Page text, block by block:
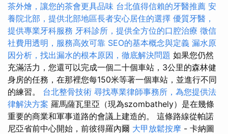
茶外燴，讓您的茶會更具品味 台北值得信賴的牙醫推薦 安
養院北部，提供北部地區長者安心居住的選擇 優質牙醫，
提供專業牙科服務 牙科診所，提供全方位的口腔治療 徵信
社費用透明，服務高效可靠 SEO的基本概念與定義 漏水原
因分析，找出漏水的根本原因，徹底解決問題 如果您仍然
充滿活力，您還可以完成一個二十個車站，3公里的森林健
身房的任務，在那裡您每150米等著一個車站，並進行不同
的練習。 台北整骨技術 尋找專業律師事務所，為您提供法
律解決方案 羅馬薩瓦里亞（現為szombathely）是在幾條
重要的商業和軍事道路的會議上建造的。 這條路線從帕諾
尼亞省前中心開始，前彼得羅內爾 大甲放鬆按摩 - 卡納圖